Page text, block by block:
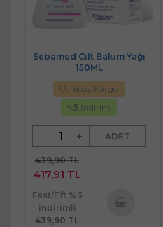
Sebamed Cilt Bakım Yağı
150ML
Ücretsiz Kargo
%5 İndirim
- + ADET
439,90 TL
417,91 TL
Fast/Eft %3
indirimli
439,90 TL